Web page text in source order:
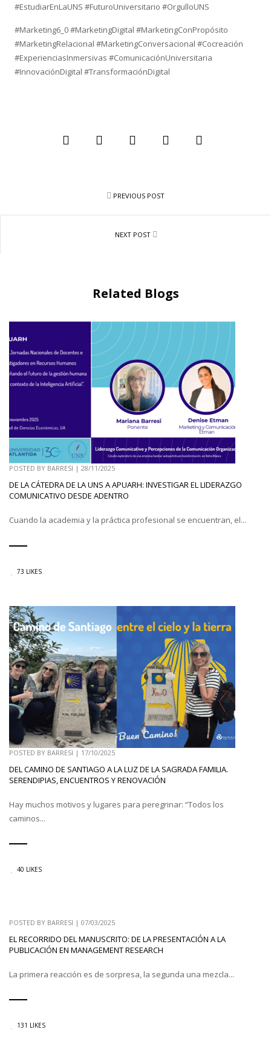
#EstudiarEnLaUNS #FuturoUniversitario #OrgulloUNS
#Marketing6_0 #MarketingDigital #MarketingConPropósito
#MarketingRelacional #MarketingConversacional #Cocreación
#ExperienciasInmersivas #ComunicaciónUniversitaria
#InnovaciónDigital #TransformaciónDigital
PREVIOUS POST
NEXT POST
Related Blogs
POSTED BY BARRESI | 28/11/2025
DE LA CÁTEDRA DE LA UNS A APUARH: INVESTIGAR EL LIDERAZGO
COMUNICATIVO DESDE ADENTRO
Cuando la academia y la práctica profesional se encuentran, el...
73 LIKES
POSTED BY BARRESI | 17/10/2025
DEL CAMINO DE SANTIAGO A LA LUZ DE LA SAGRADA FAMILIA.
SERENDIPIAS, ENCUENTROS Y RENOVACIÓN
Hay muchos motivos y lugares para peregrinar: “Todos los
caminos...
40 LIKES
POSTED BY BARRESI | 07/03/2025
EL RECORRIDO DEL MANUSCRITO: DE LA PRESENTACIÓN A LA
PUBLICACIÓN EN MANAGEMENT RESEARCH
La primera reacción es de sorpresa, la segunda una mezcla...
131 LIKES